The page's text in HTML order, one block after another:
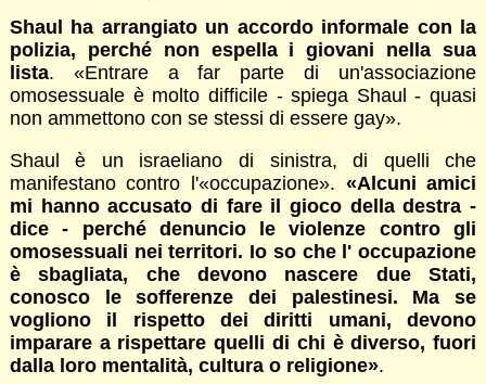
Shaul ha arrangiato un accordo informale con la
polizia, perché non espella i giovani nella sua
lista. «Entrare a far parte di un'associazione
omosessuale è molto difficile - spiega Shaul - quasi
non ammettono con se stessi di essere gay».
Shaul è un israeliano di sinistra, di quelli che
manifestano contro l'«occupazione». «Alcuni amici
mi hanno accusato di fare il gioco della destra -
dice - perché denuncio le violenze contro gli
omosessuali nei territori. Io so che l' occupazione
è sbagliata, che devono nascere due Stati,
conosco le sofferenze dei palestinesi. Ma se
vogliono il rispetto dei diritti umani, devono
imparare a rispettare quelli di chi è diverso, fuori
dalla loro mentalità, cultura o religione».